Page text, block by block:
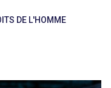
DE L'HOMME